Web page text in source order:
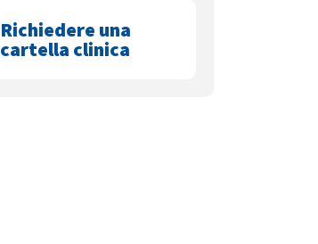
Richiedere una
cartella clinica